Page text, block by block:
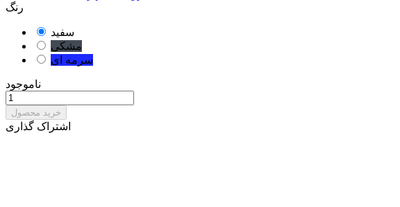
رنگ
سفید
مشکی
سرمه ای
ناموجود
خرید محصول
اشتراک گذاری